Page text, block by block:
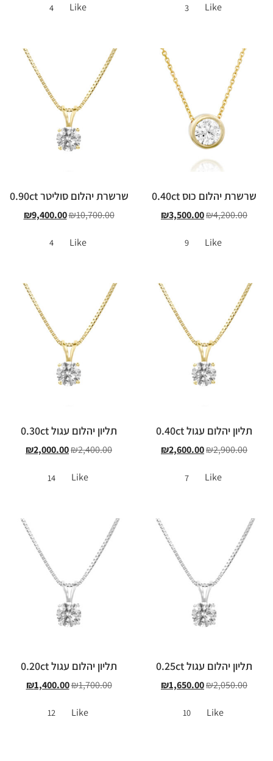
Like
3
Like
4
שרשרת יהלום כוס 0.40ct
₪4,200.00
₪3,500.00
Like
9
שרשרת יהלום סוליטר 0.90ct
₪10,700.00
₪9,400.00
Like
4
תליון יהלום עגול 0.40ct
₪2,900.00
₪2,600.00
Like
7
תליון יהלום עגול 0.30ct
₪2,400.00
₪2,000.00
Like
14
תליון יהלום עגול 0.25ct
₪2,050.00
₪1,650.00
Like
10
תליון יהלום עגול 0.20ct
₪1,700.00
₪1,400.00
Like
12